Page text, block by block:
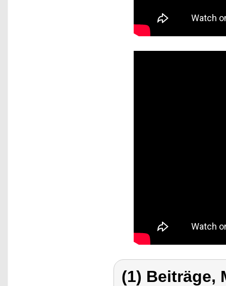
(1) Beiträge,